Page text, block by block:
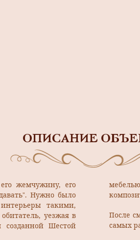
ОПИСАНИЕ
жемчужину, его
Нужно было
такими,
уезжая в
созданной Шестой
После
самых